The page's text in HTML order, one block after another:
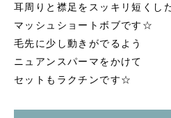
耳周りと襟足をスッキリ短くし
マッシュショートボブです☆
毛先に少し動きがでるよう
ニュアンスパーマをかけて
セットもラクチンです☆